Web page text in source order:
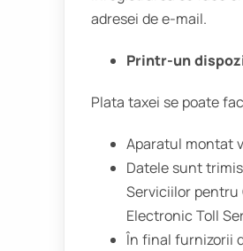
adresei de e-mail.
Printr-un
Plata taxei se poate
Aparatul montat
Datele sunt
Serviciilor pentru
Electronic Toll
În final furnizorii